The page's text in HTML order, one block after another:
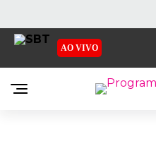
AO VIVO
EMISSORAS